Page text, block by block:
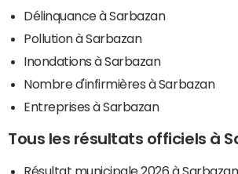
Délinquance à Sarbazan
Pollution à Sarbazan
Inondations à Sarbazan
Nombre d'infirmières à Sarbazan
Entreprises à Sarbazan
Tous les résultats officiels à
Résultat municipale 2026 à Sarbazan